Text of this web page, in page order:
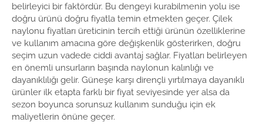
belirleyici bir faktördür. Bu dengeyi kurabilmenin yolu ise
doğru ürünü doğru fiyatla temin etmekten geçer. Çilek
naylonu fiyatları üreticinin tercih ettiği ürünün özelliklerine
ve kullanım amacına göre değişkenlik gösterirken, doğru
seçim uzun vadede ciddi avantaj sağlar. Fiyatları belirleyen
en önemli unsurların başında naylonun kalınlığı ve
dayanıklılığı gelir. Güneşe karşı dirençli yırtılmaya dayanıklı
ürünler ilk etapta farklı bir fiyat seviyesinde yer alsa da
sezon boyunca sorunsuz kullanım sunduğu için ek
maliyetlerin önüne geçer.